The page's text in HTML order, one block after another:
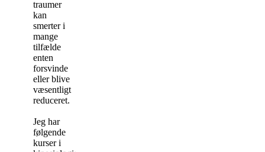
traumer
kan
smerter i
mange
tilfælde
enten
forsvinde
eller blive
væsentligt
reduceret.
Jeg har
følgende
kurser i